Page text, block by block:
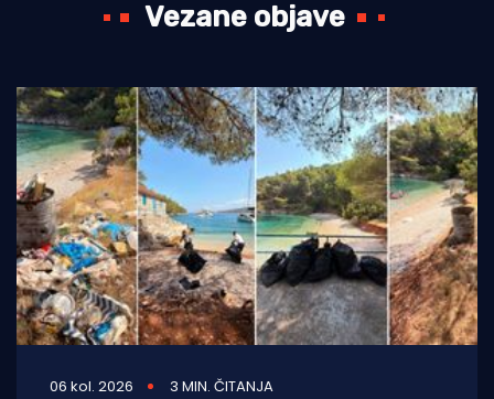
Vezane objave
06 kol. 2026 3 MIN. ČITANJA